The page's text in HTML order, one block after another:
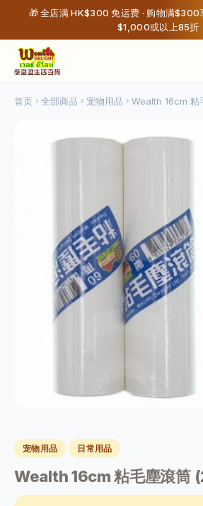
🎁 全店满 HK$300 免运费 · 购物满
$1,000或以上85折
首页 全部商品 宠物用品 Wealth 16cm 粘
宠物用品 日常用品
Wealth 16cm 粘毛塵滾筒